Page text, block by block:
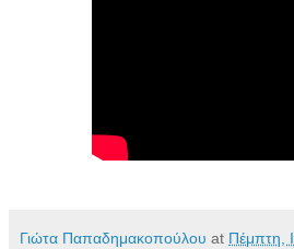
Γιώτα Παπαδημακοπούλου at Πέμπτη,